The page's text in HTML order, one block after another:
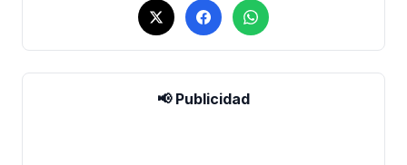
📢 Publicidad